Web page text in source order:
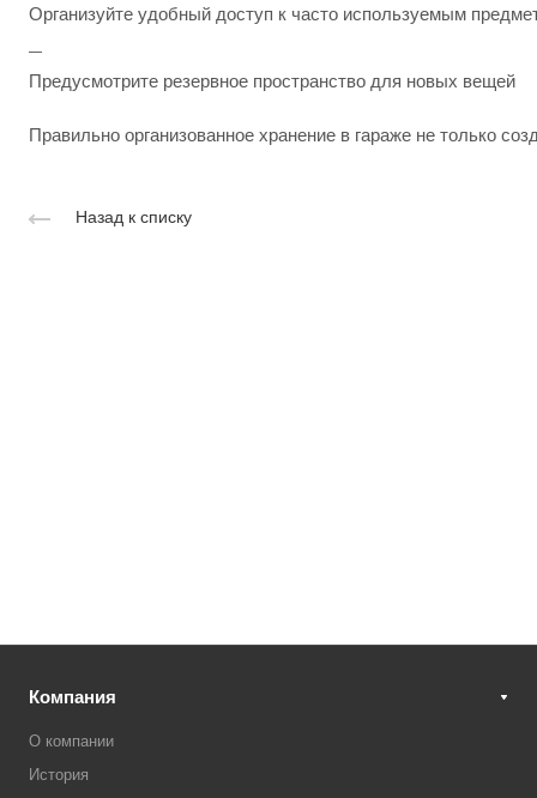
Организуйте удобный доступ к часто используемым
Предусмотрите резервное пространство для новых вещей
Правильно организованное хранение в гараже не только
Назад к списку
Компания
О компании
История